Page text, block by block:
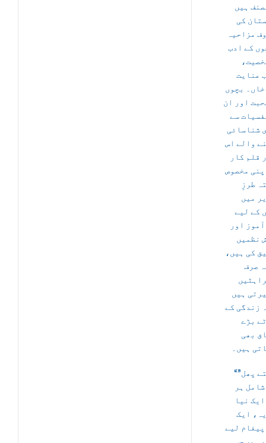
ہیں
کی
مزاحیہ
کے ادب
عنایت
بچوں
اور ان
سے
شناسائی
والے اس
قلم کار
مخصوص
طرزِ
میں
کے لیے
اور
نظمیں
کی ہیں،
صرف
ہیں
زندگی کے
بڑے
بھی
ہیں۔
“بولتے پھل”
ہر
نیا
ایک
لیے